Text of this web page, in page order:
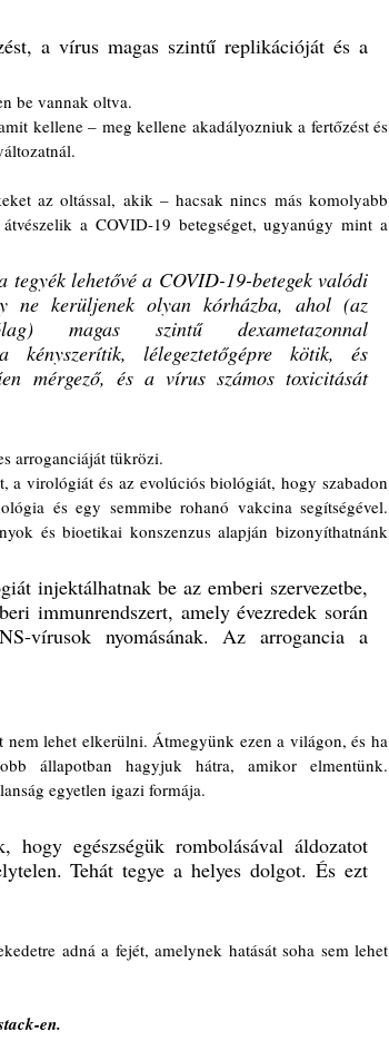
a vírus magas szintű replikációját és a
be vannak oltva.
a COVID-19 betegséget, ugyanúgy mint a
lehetővé a COVID-19-betegek valódi
ne kerüljenek olyan kórházba, ahol (az
magas szintű dexametazonnal
kényszerítik, lélegeztetőgépre kötik, és
mérgező, és a vírus számos toxicitását
arroganciáját tükrözi.
és egy semmibe rohanó vakcina segítségével.
és bioetikai konszenzus alapján bizonyíthatnánk
injektálhatnak be az emberi szervezetbe,
immunrendszert, amely évezredek során
vírusok nyomásának. Az arrogancia a
állapotban hagyjuk hátra, amikor elmentünk.
egyetlen igazi formája.
egészségük rombolásával áldozatot
Tehát tegye a helyes dolgot. És ezt
adná a fejét, amelynek hatását soha sem lehet
en.